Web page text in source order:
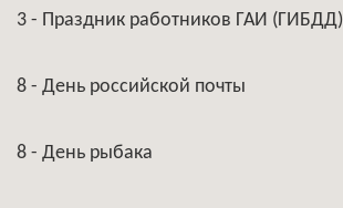
3 - Праздник работников ГАИ (ГИБДД)
8 - День российской почты
8 - День рыбака